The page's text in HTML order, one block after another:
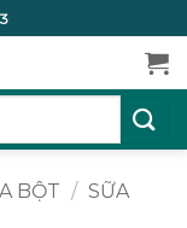
BỘT / SỮA